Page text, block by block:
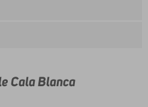
Cala Blanca